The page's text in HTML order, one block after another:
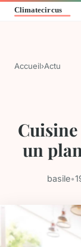
Accueil›Actu
un
basile•